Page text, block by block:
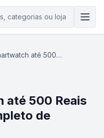
até 500
até 500 Reais
de